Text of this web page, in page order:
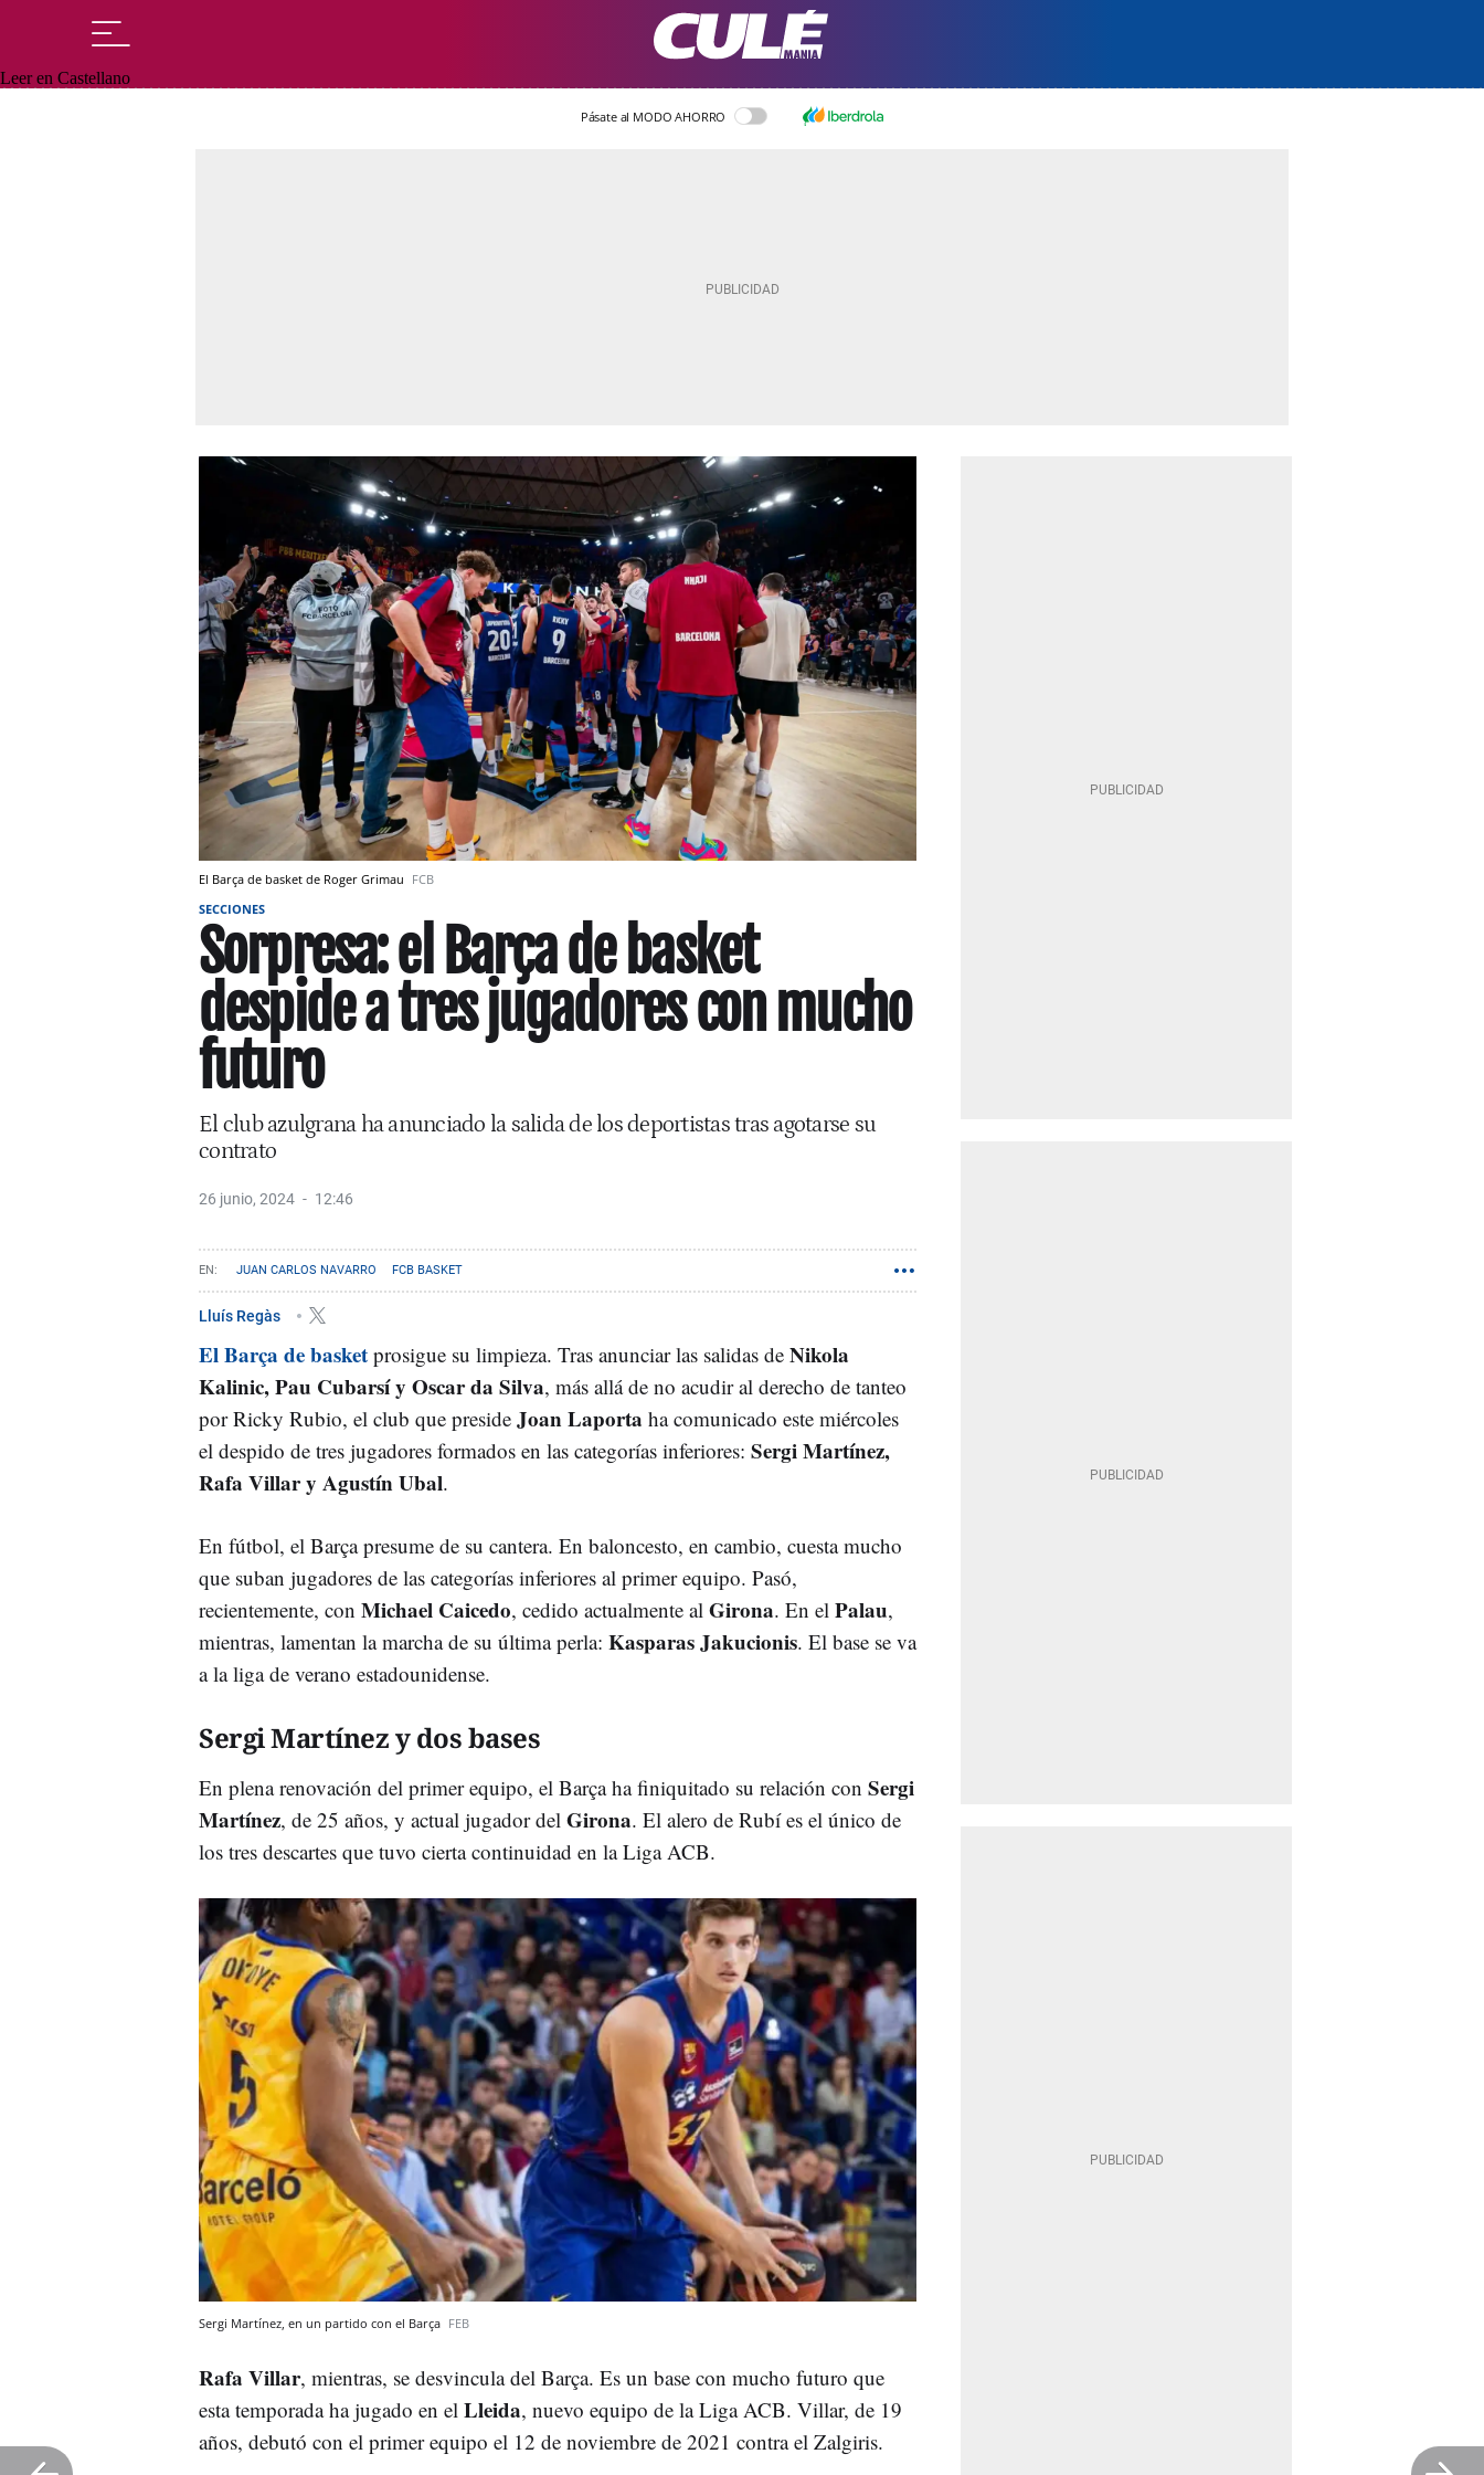
Leer en Castellano
Pásate al MODO AHORRO
El Barça de basket de Roger Grimau FCB
SECCIONES
Sorpresa: el Barça de basket
despide a tres jugadores con mucho
futuro
El club azulgrana ha anunciado la salida de los deportistas tras agotarse su
contrato
26 junio, 2024 12:46
JUAN CARLOS NAVARRO FCB BASKET
Lluís Regàs
El Barça de basket prosigue su limpieza. Tras anunciar las salidas de Nikola
Kalinic, Pau Cubarsí y Oscar da Silva, más allá de no acudir al derecho de tanteo
por Ricky Rubio, el club que preside Joan Laporta ha comunicado este miércoles
el despido de tres jugadores formados en las categorías inferiores: Sergi Martínez,
Rafa Villar y Agustín Ubal.
En fútbol, el Barça presume de su cantera. En baloncesto, en cambio, cuesta mucho
que suban jugadores de las categorías inferiores al primer equipo. Pasó,
recientemente, con Michael Caicedo, cedido actualmente al Girona. En el Palau,
mientras, lamentan la marcha de su última perla: Kasparas Jakucionis. El base se va
a la liga de verano estadounidense.
Sergi Martínez y dos bases
En plena renovación del primer equipo, el Barça ha finiquitado su relación con Sergi
Martínez, de 25 años, y actual jugador del Girona. El alero de Rubí es el único de
los tres descartes que tuvo cierta continuidad en la Liga ACB.
Sergi Martínez, en un partido con el Barça FEB
Rafa Villar, mientras, se desvincula del Barça. Es un base con mucho futuro que
esta temporada ha jugado en el Lleida, nuevo equipo de la Liga ACB. Villar, de 19
años, debutó con el primer equipo el 12 de noviembre de 2021 contra el Zalgiris.